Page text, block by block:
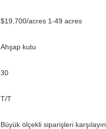
$19,700/acres 1-49 acres
Ahşap kutu
30
T/T
Büyük ölçekli siparişleri karşılayın